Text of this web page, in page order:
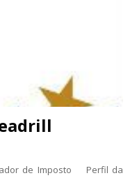
de Imposto Perfil da